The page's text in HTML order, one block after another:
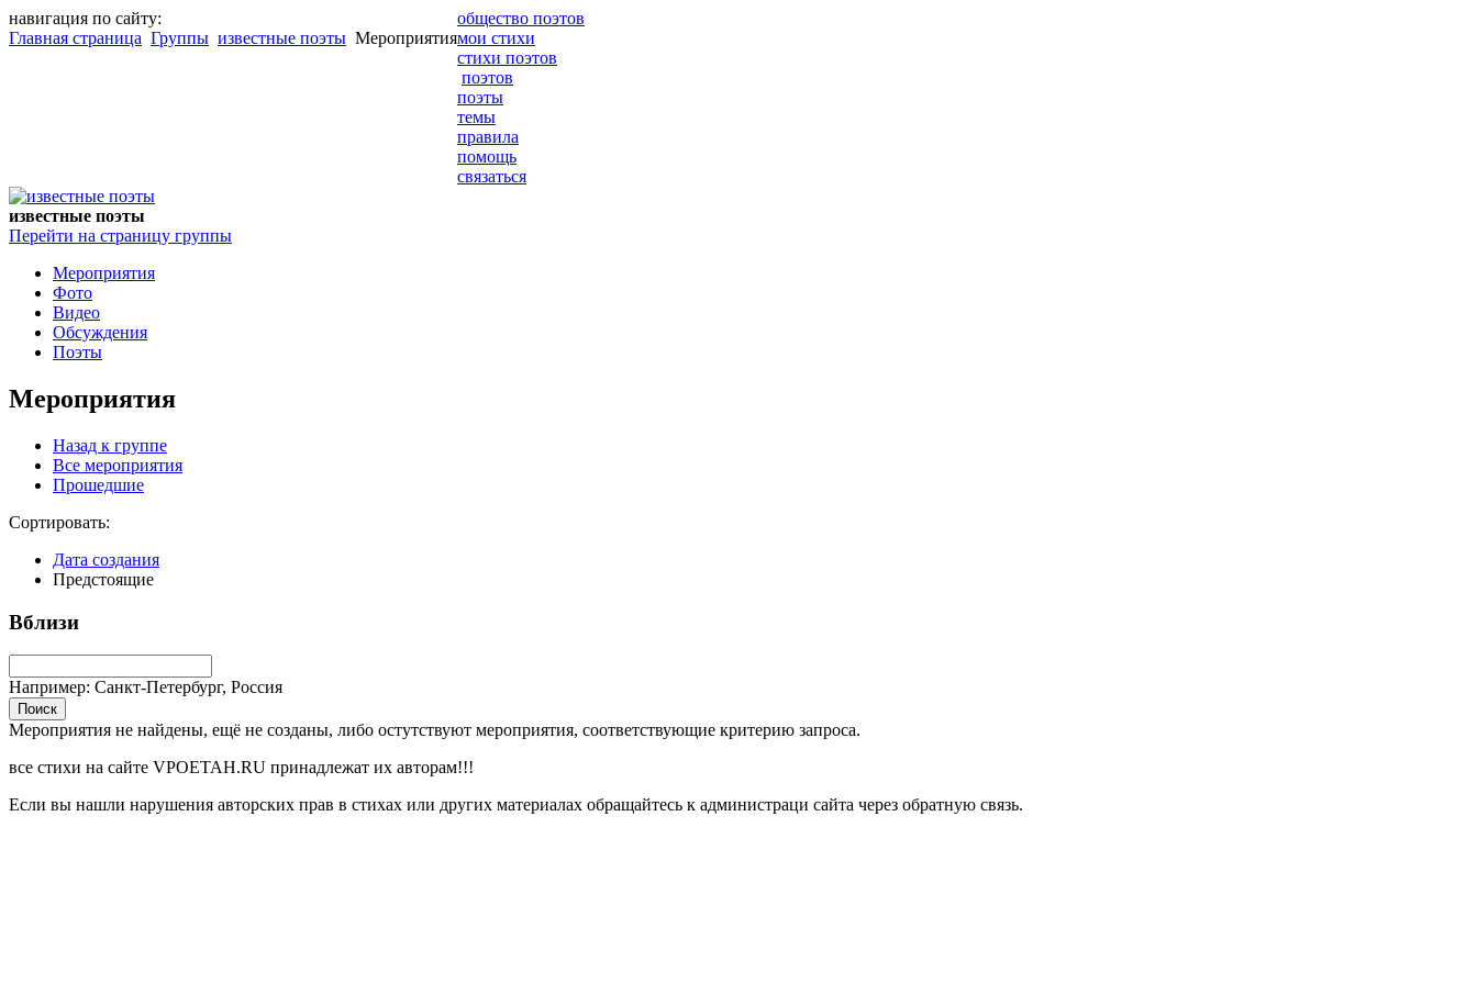
навигация по сайту:
Главная страница Группы известные поэты Мероприятия
общество поэтов
мои стихи
стихи поэтов
поэтов
поэты
темы
правила
помощь
связаться
известные поэты
Перейти на страницу группы
Мероприятия
Фото
Видео
Обсуждения
Поэты
Мероприятия
Назад к группе
Все мероприятия
Прошедшие
Сортировать:
Дата создания
Предстоящие
Вблизи
Например: Санкт-Петербург, Россия
Поиск
Мероприятия не найдены, ещё не созданы, либо остутствуют мероприятия, соответствующие критерию запроса.
все стихи на сайте VPOETAH.RU принадлежат их авторам!!!
Если вы нашли нарушения авторских прав в стихах или других материалах обращайтесь к администраци сайта через обратную связь.